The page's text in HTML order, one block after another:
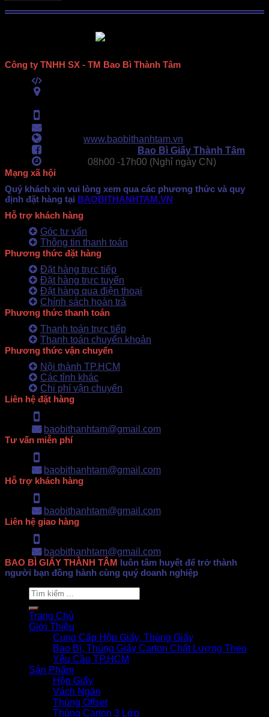
Công ty TNHH SX - TM Bao Bì Thành Tâm
www.baobithanhtam.vn
Bao Bì Giấy Thành Tâm
08h00 -17h00 (Nghỉ ngày CN)
Mạng xã hội
Quý khách xin vui lòng xem qua các phương thức và quy
định đặt hàng tại BAOBITHANHTAM.VN
Hỗ trợ khách hàng
Góc tư vấn
Thông tin thanh toán
Phương thức đặt hàng
Đặt hàng trực tiếp
Đặt hàng trực tuyến
Đặt hàng qua điện thoại
Chính sách hoàn trả
Phương thức thanh toán
Thanh toán trực tiếp
Thanh toán chuyển khoản
Phương thức vận chuyển
Nội thành TP.HCM
Các tỉnh khác
Chi phí vận chuyển
Liên hệ đặt hàng
baobithanhtam@gmail.com
Tư vấn miễn phí
baobithanhtam@gmail.com
Hỗ trợ khách hàng
baobithanhtam@gmail.com
Liên hệ giao hàng
baobithanhtam@gmail.com
BAO BÌ GIẤY THÀNH TÂM luôn tâm huyết để trở thành
người bạn đồng hành cùng quý doanh nghiệp
Search
for:
Trang Chủ
Giới Thiệu
Cung Cấp Hộp Giấy, Thùng Giấy
Bao Bì, Thùng Giấy Carton Chất Lượng Theo
Yêu Cầu TP.HCM
Sản Phẩm
Hộp Giấy
Vách Ngăn
Thùng Offset
Thùng Carton 3 Lớp